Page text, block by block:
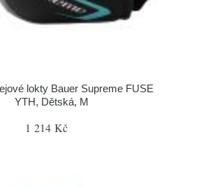
lokty Bauer Supreme FUSE
YTH, Dětská, M
1 214 Kč